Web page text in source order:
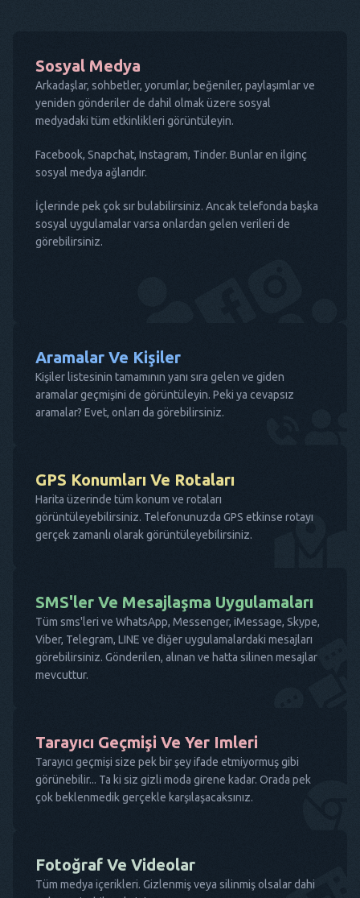
Sosyal Medya
Arkadaşlar, sohbetler, yorumlar, beğeniler, paylaşımlar ve
yeniden gönderiler de dahil olmak üzere sosyal
medyadaki tüm etkinlikleri görüntüleyin.
Facebook, Snapchat, Instagram, Tinder. Bunlar en ilginç
sosyal medya ağlarıdır.
İçlerinde pek çok sır bulabilirsiniz. Ancak telefonda başka
sosyal uygulamalar varsa onlardan gelen verileri de
görebilirsiniz.
Aramalar Ve Kişiler
Kişiler listesinin tamamının yanı sıra gelen ve giden
aramalar geçmişini de görüntüleyin. Peki ya cevapsız
aramalar? Evet, onları da görebilirsiniz.
GPS Konumları Ve Rotaları
Harita üzerinde tüm konum ve rotaları
görüntüleyebilirsiniz. Telefonunuzda GPS etkinse rotayı
gerçek zamanlı olarak görüntüleyebilirsiniz.
SMS'ler Ve Mesajlaşma Uygulamaları
Tüm sms'leri ve WhatsApp, Messenger, iMessage, Skype,
Viber, Telegram, LINE ve diğer uygulamalardaki mesajları
görebilirsiniz. Gönderilen, alınan ve hatta silinen mesajlar
mevcuttur.
Tarayıcı Geçmişi Ve Yer Imleri
Tarayıcı geçmişi size pek bir şey ifade etmiyormuş gibi
görünebilir... Ta ki siz gizli moda girene kadar. Orada pek
çok beklenmedik gerçekle karşılaşacaksınız.
Fotoğraf Ve Videolar
Tüm medya içerikleri. Gizlenmiş veya silinmiş olsalar dahi